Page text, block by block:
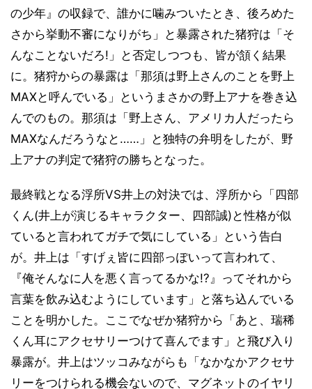
の少年』の収録で、誰かに噛みついたとき、後ろめた
さから挙動不審になりがち」と暴露された猪狩は「そ
んなことないだろ!」と否定しつつも、皆が頷く結果
に。猪狩からの暴露は「那須は野上さんのことを野上
MAXと呼んでいる」というまさかの野上アナを巻き込
んでのもの。那須は「野上さん、アメリカ人だったら
MAXなんだろうなと……」と独特の弁明をしたが、野
上アナの判定で猪狩の勝ちとなった。
最終戦となる浮所VS井上の対決では、浮所から「四部
くん(井上が演じるキャラクター、四部誠)と性格が似
ていると言われてガチで気にしている」という告白
が。井上は「すげぇ皆に四部っぽいって言われて、
『俺そんなに人を悪く言ってるかな!?』ってそれから
言葉を飲み込むようにしています」と落ち込んでいる
ことを明かした。ここでなぜか猪狩から「あと、瑞稀
くん耳にアクセサリーつけて喜んでます」と飛び入り
暴露が。井上はツッコみながらも「なかなかアクセサ
リーをつけられる機会ないので、マグネットのイヤリ